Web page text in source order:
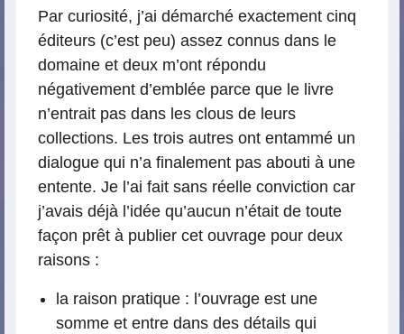
Par curiosité, j’ai démarché exactement cinq
éditeurs (c’est peu) assez connus dans le
domaine et deux m’ont répondu
négativement d’emblée parce que le livre
n’entrait pas dans les clous de leurs
collections. Les trois autres ont entammé un
dialogue qui n’a finalement pas abouti à une
entente. Je l’ai fait sans réelle conviction car
j’avais déjà l’idée qu’aucun n’était de toute
façon prêt à publier cet ouvrage pour deux
raisons :
la raison pratique : l’ouvrage est une
somme et entre dans des détails qui